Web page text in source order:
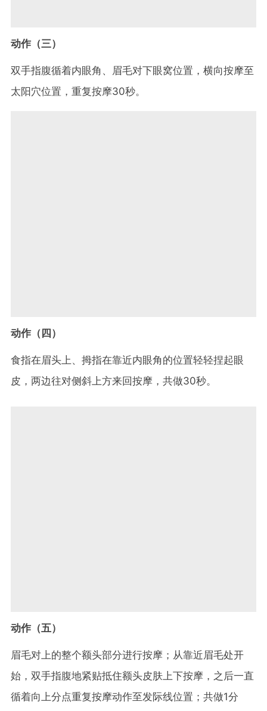
动作（三）
双手指腹循着内眼角、眉毛对下眼窝位置，横向按摩至
太阳穴位置，重复按摩30秒。
动作（四）
食指在眉头上、拇指在靠近内眼角的位置轻轻捏起眼
皮，两边往对侧斜上方来回按摩，共做30秒。
动作（五）
眉毛对上的整个额头部分进行按摩；从靠近眉毛处开
始，双手指腹地紧贴抵住额头皮肤上下按摩，之后一直
循着向上分点重复按摩动作至发际线位置；共做1分